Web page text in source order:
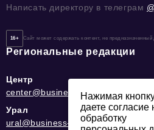
Написать директору в телеграм
16+ Сайт может содержать контент, не
Региональные редакции
Центр
center@business-magazine.online
Урал
ural@business-magazine.online
Нажимая
даете согласие
обработку